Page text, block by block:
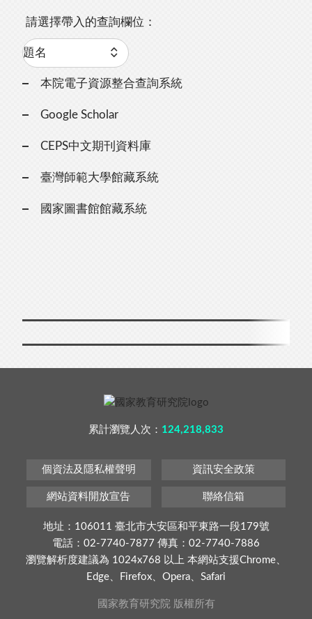
請選擇帶入的查詢欄位：
本院電子資源整合查詢系統
Google Scholar
CEPS中文期刊資料庫
臺灣師範大學館藏系統
國家圖書館館藏系統
累計瀏覽人次： 124,218,833
個資法及隱私權聲明 資訊安全政策
網站資料開放宣告 聯絡信箱
地址：106011 臺北市大安區和平東路一段179號
電話：02-7740-7877 傳真：02-7740-7886
瀏覽解析度建議為 1024x768 以上 本網站支援Chrome、
Edge、Firefox、Opera、Safari
國家教育研究院 版權所有